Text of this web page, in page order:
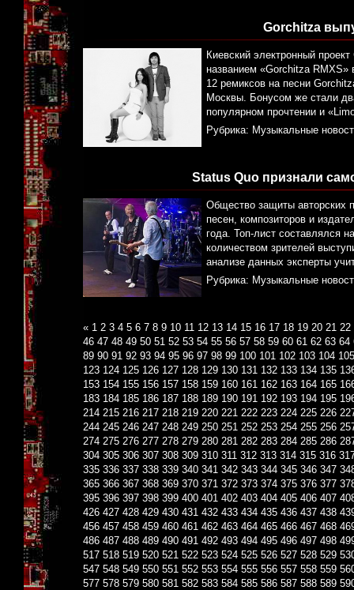
Gorchitza
Киевский электронный
названием «Gorchitza
12 ремиксов на песни
Москвы. Бонусом же стали
популярном прочтении и
Рубрика: Музыкальные
Status Quo признали
Общество защиты авторских
песен, композиторов и
года. Топ-лист составлялся
количеством зрителей
анализе данных эксперты
Рубрика: Музыкальные
« 1 2 3 4 5 6 7 8 9 10 11 12 13 14 15 16 17 18 19 20 21 22
46 47 48 49 50 51 52 53 54 55 56 57 58 59 60 61 62 63 64
89 90 91 92 93 94 95 96 97 98 99 100 101 102 103 104 105
123 124 125 126 127 128 129 130 131 132 133 134 135
153 154 155 156 157 158 159 160 161 162 163 164 165
183 184 185 186 187 188 189 190 191 192 193 194 195
214 215 216 217 218 219 220 221 222 223 224 225 226
244 245 246 247 248 249 250 251 252 253 254 255 256
274 275 276 277 278 279 280 281 282 283 284 285 286
304 305 306 307 308 309 310 311 312 313 314 315 316
335 336 337 338 339 340 341 342 343 344 345 346 347
365 366 367 368 369 370 371 372 373 374 375 376 377
395 396 397 398 399 400 401 402 403 404 405 406 407
426 427 428 429 430 431 432 433 434 435 436 437 438
456 457 458 459 460 461 462 463 464 465 466 467 468
486 487 488 489 490 491 492 493 494 495 496 497 498
517 518 519 520 521 522 523 524 525 526 527 528 529
547 548 549 550 551 552 553 554 555 556 557 558 559
577 578 579 580 581 582 583 584 585 586 587 588 589